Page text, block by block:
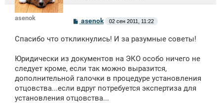
asenok
С
б
н
и
asenok 02 сен 2011, 11:22
Спасибо что откликнулись! И за разумные советы!
Юридически из документов на ЭКО особо ничего не
следует кроме, если так можно выразится,
дополнительной галочки в процедуре установления
отцовства...если вдруг потребуется экспертиза для
установления отцовства...